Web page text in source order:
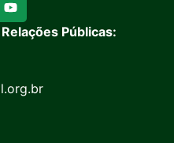
Públicas: